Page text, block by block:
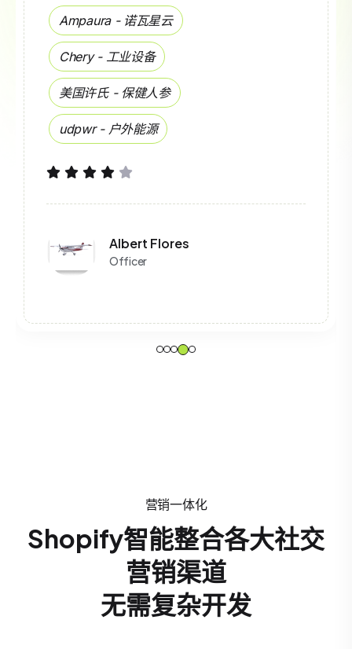
Ampaura - 诺瓦星云
Chery - 工业设备
美国许氏 - 保健人参
udpwr - 户外能源
Albert Flores
Officer
营销一体化
Shopify智能整合各大社交
营销渠道
无需复杂开发